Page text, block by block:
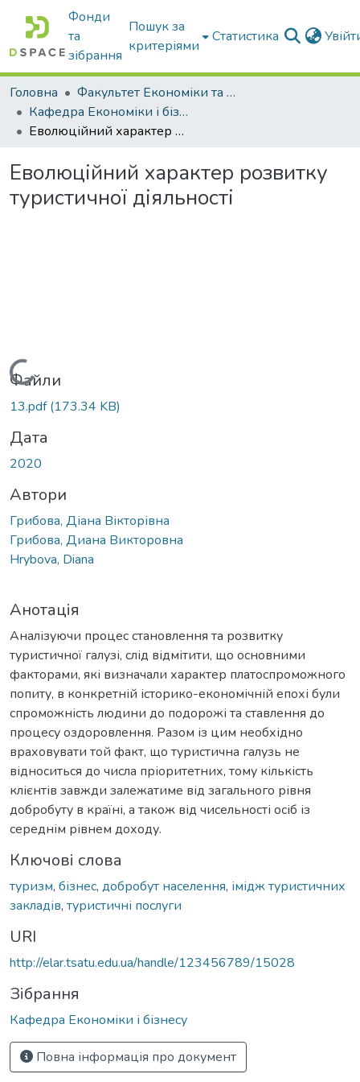
Фонди
та
зібрання
Пошук за
критеріями
Статистика
Головна
Факультет Економіки та бізнесу
Кафедра Економіки і бізнесу
Еволюційний характер розвитку туристичної діяльності
Еволюційний характер розвитку
туристичної діяльності
Вантажиться...
Файли
13.pdf(173.34 KB)
Дата
2020
Автори
Грибова, Діана Вікторівна
Грибова, Диана Викторовна
Hrybova, Diana
Анотація
Аналізуючи процес становлення та розвитку
туристичної галузі, слід відмітити, що основними
факторами, які визначали характер платоспроможного
попиту, в конкретній історико-економічній епохі були
спроможність людини до подорожі та ставлення до
процесу оздоровлення. Разом із цим необхідно
враховувати той факт, що туристична галузь не
відноситься до числа пріоритетних, тому кількість
клієнтів завжди залежатиме від загального рівня
добробуту в країні, а також від чисельності осіб із
середнім рівнем доходу.
Ключові слова
туризм, бізнес, добробут населення, імідж туристичних
закладів, туристичні послуги
URI
http://elar.tsatu.edu.ua/handle/123456789/15028
Зібрання
Кафедра Економіки і бізнесу
Повна інформація про документ